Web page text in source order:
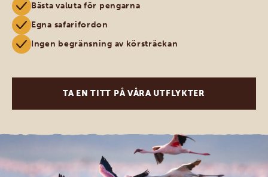
Bästa valuta för pengarna
Egna safarifordon
Ingen begränsning av körsträckan
TA EN TITT PÅ VÅRA UTFLYKTER